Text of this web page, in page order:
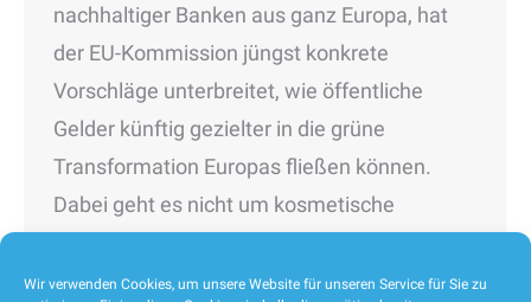
Wir verwenden Cookies, um unsere Website für unseren Service für Sie zu
nachhaltiger Banken aus ganz Europa, hat
der EU-Kommission jüngst konkrete
Vorschläge unterbreitet, wie öffentliche
Gelder künftig gezielter in die grüne
Transformation Europas fließen können.
Dabei geht es nicht um kosmetische
Weichenstellungen. Die Coalition macht